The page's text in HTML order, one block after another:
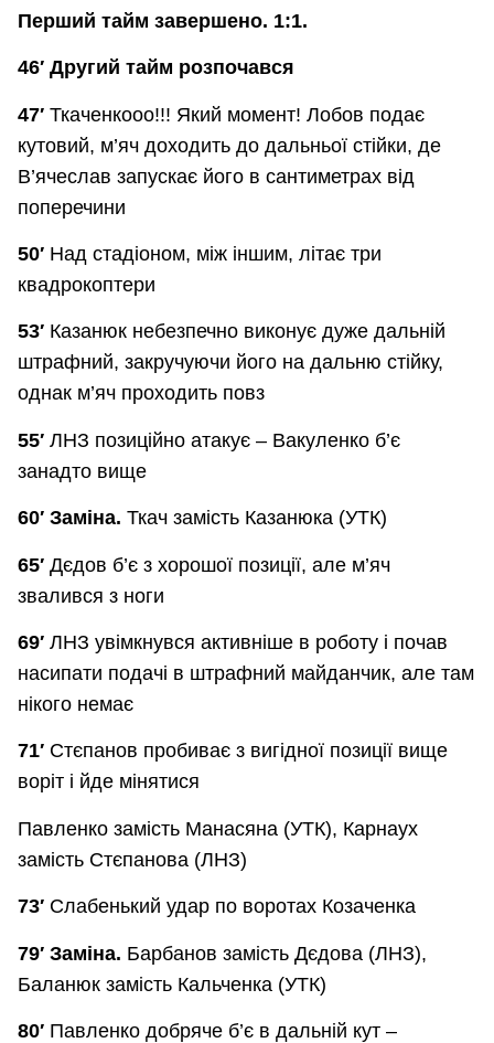
Перший тайм завершено. 1:1.
46′ Другий тайм розпочався
47′ Ткаченкооо!!! Який момент! Лобов подає
кутовий, м’яч доходить до дальньої стійки, де
В’ячеслав запускає його в сантиметрах від
поперечини
50′ Над стадіоном, між іншим, літає три
квадрокоптери
53′ Казанюк небезпечно виконує дуже дальній
штрафний, закручуючи його на дальню стійку,
однак м’яч проходить повз
55′ ЛНЗ позиційно атакує – Вакуленко б’є
занадто вище
60′ Заміна. Ткач замість Казанюка (УТК)
65′ Дєдов б’є з хорошої позиції, але м’яч
звалився з ноги
69′ ЛНЗ увімкнувся активніше в роботу і почав
насипати подачі в штрафний майданчик, але там
нікого немає
71′ Стєпанов пробиває з вигідної позиції вище
воріт і йде мінятися
Павленко замість Манасяна (УТК), Карнаух
замість Стєпанова (ЛНЗ)
73′ Слабенький удар по воротах Козаченка
79′ Заміна. Барбанов замість Дєдова (ЛНЗ),
Баланюк замість Кальченка (УТК)
80′ Павленко добряче б’є в дальній кут –